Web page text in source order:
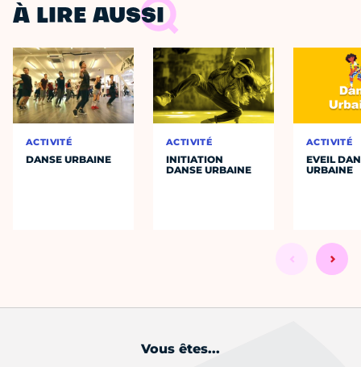
À LIRE AUSSI
ACTIVITÉ
DANSE URBAINE
ACTIVITÉ
INITIATION
DANSE URBAINE
ACTIVITÉ
EVEIL
URBAINE
Vous êtes...